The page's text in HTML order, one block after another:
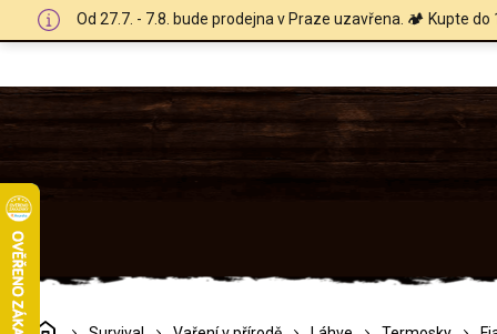
Od 27.7. - 7.8. bude prodejna v Praze uzavřena. 🏕️ Kupte
Domů